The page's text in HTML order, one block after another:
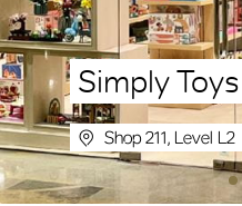
Simply Toys
Shop 211, Level L2